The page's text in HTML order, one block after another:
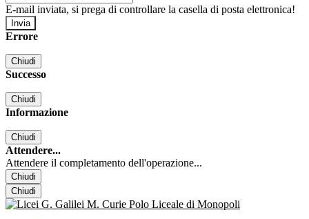
E-mail inviata, si prega di controllare la casella di posta elettronica!
Errore
Chiudi
Successo
Chiudi
Informazione
Chiudi
Attendere...
Attendere il completamento dell'operazione...
Chiudi
Chiudi